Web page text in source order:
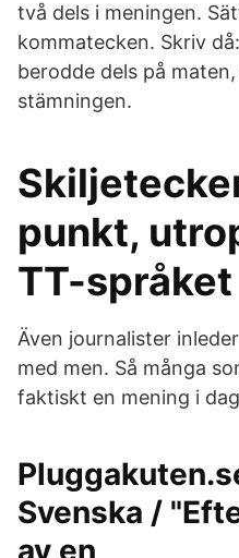
två dels i meningen.
kommatecken. Skriv
berodde dels på
stämningen.
punkt,
TT-språket
Även journalister
med men. Så många
faktiskt en mening i
Svenska /
av en